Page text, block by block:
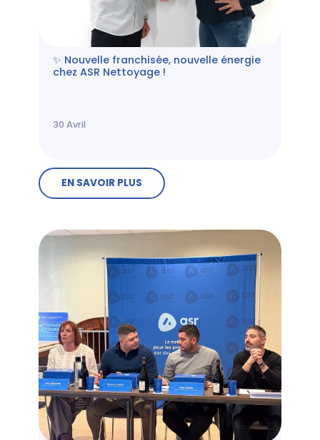
✨ Nouvelle franchisée, nouvelle énergie
chez ASR Nettoyage !
30 Avril
EN SAVOIR PLUS